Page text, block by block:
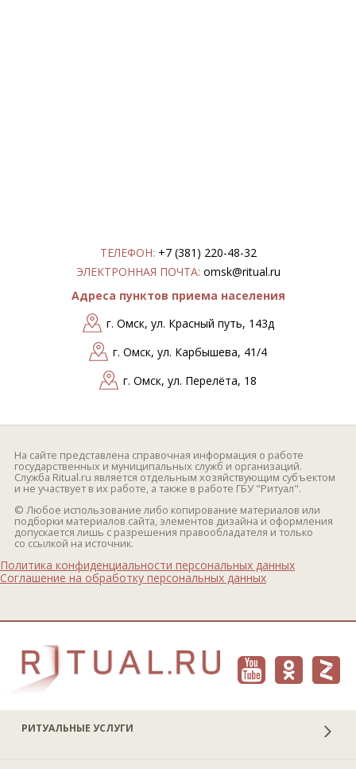
ТЕЛЕФОН: +7 (381) 220-48-32
ЭЛЕКТРОННАЯ ПОЧТА: omsk@ritual.ru
Адреса пунктов приема населения
г. Омск, ул. Красный путь, 143д
г. Омск, ул. Карбышева, 41/4
г. Омск, ул. Перелёта, 18
РИТУАЛЬНЫЕ УСЛУГИ
На сайте представлена справочная информация о работе
государственных и муниципальных служб и организаций.
Служба Ritual.ru является отдельным хозяйствующим субъектом
и не участвует в их работе, а также в работе ГБУ "Ритуал".
© Любое использование либо копирование материалов или
подборки материалов сайта, элементов дизайна и оформления
допускается лишь с разрешения правообладателя и только
со ссылкой на источник.
Политика конфиденциальности персональных данных
Соглашение на обработку персональных данных